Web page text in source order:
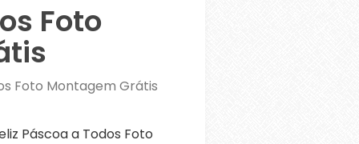
Foto
Foto Montagem Grátis
Páscoa a Todos Foto